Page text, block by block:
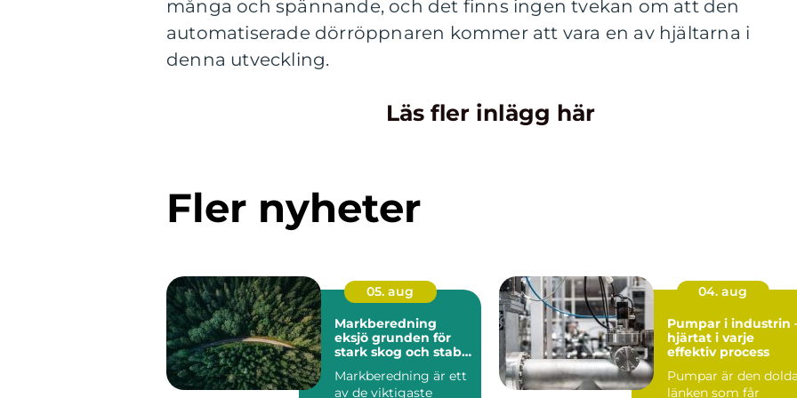
många och spännande, och det finns ingen tvekan om att den
automatiserade dörröppnaren kommer att vara en av hjältarna i
denna utveckling.
Läs fler inlägg här
Fler nyheter
05. aug
Markberedning
eksjö grunden för
stark skog och stabil
Markberedning är ett
av de viktigaste
04. aug
Pumpar i industrin
hjärtat i varje
effektiv process
Pumpar är den
länken som får